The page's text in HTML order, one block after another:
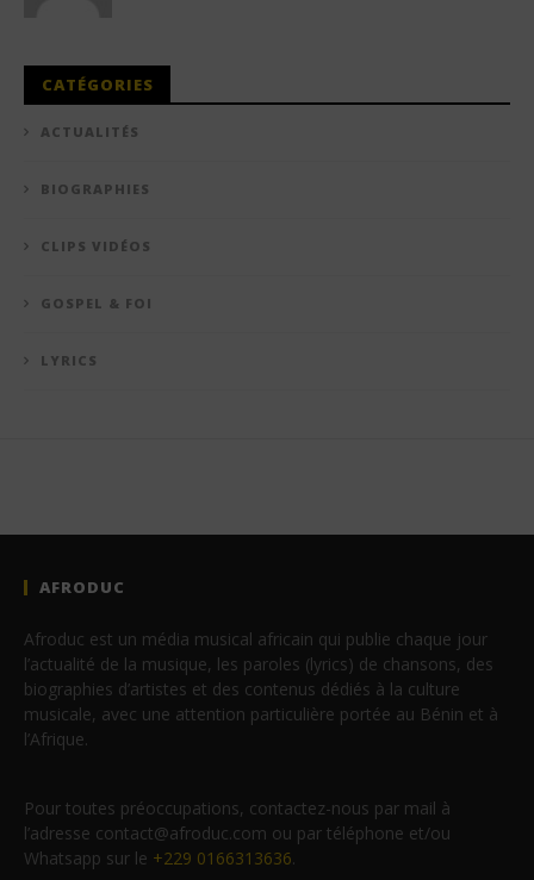
CATÉGORIES
ACTUALITÉS
BIOGRAPHIES
CLIPS VIDÉOS
GOSPEL & FOI
LYRICS
AFRODUC
Afroduc est un média musical africain qui publie chaque jour
l’actualité de la musique, les paroles (lyrics) de chansons, des
biographies d’artistes et des contenus dédiés à la culture
musicale, avec une attention particulière portée au Bénin et à
l’Afrique.
Pour toutes préoccupations, contactez-nous par mail à
l’adresse contact@afroduc.com ou par téléphone et/ou
Whatsapp sur le +229 0166313636.